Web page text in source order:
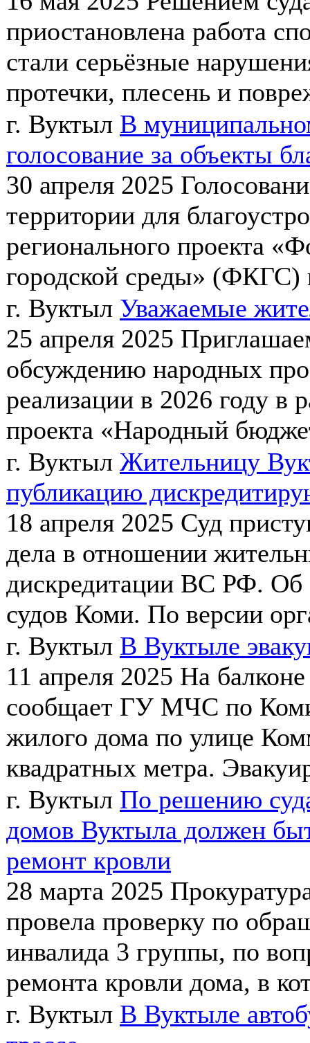
приостановлена работа
стали серьёзные
протечки, плесень и
г. Вуктыл В
голосование за объекты
30 апреля 2025
территории для
регионального проекта
городской среды» (ФКГС)
г. Вуктыл Уважаемые
25 апреля 2025
обсуждению народных
реализации в 2026 году в
проекта «Народный
г. Вуктыл Жительницу
публикацию
18 апреля 2025 Суд
дела в отношении
дискредитации ВС РФ. Об
судов Коми. По версии
г. Вуктыл В Вуктыле
11 апреля 2025 На
сообщает ГУ МЧС по
жилого дома по улице
квадратных метра.
г. Вуктыл По решению
домов Вуктыла должен
ремонт кровли
28 марта 2025
провела проверку по
инвалида 3 группы, по
ремонта кровли дома, в
г. Вуктыл В Вуктыле